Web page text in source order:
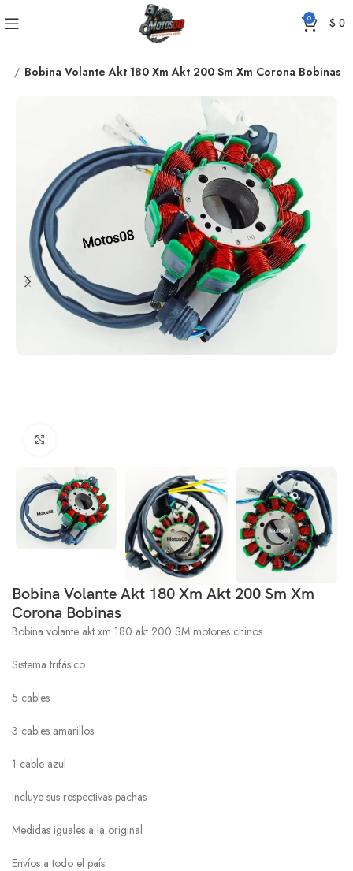
0 $0
Bobina Volante Akt 180 Xm Akt 200 Sm Xm Corona Bobinas
Bobina Volante Akt 180 Xm Akt 200 Sm Xm
Corona Bobinas
Bobina volante akt xm 180 akt 200 SM motores chinos
Sistema trifásico
5 cables :
3 cables amarillos
1 cable azul
Incluye sus respectivas pachas
Medidas iguales a la original
Envíos a todo el país